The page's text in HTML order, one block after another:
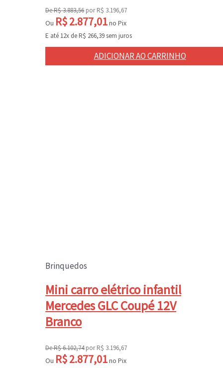
DeR$3.883,56 porR$ 3.196,67
Ou R$2.877,01no Pix
E até 12x deR$ 266,39sem juros
ADICIONAR AO CARRINHO
Brinquedos
Mini carro elétrico infantil
Mercedes GLC Coupé 12V
Branco
DeR$6.102,74porR$ 3.196,67
Ou R$2.877,01no Pix